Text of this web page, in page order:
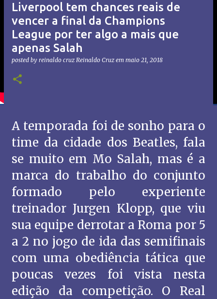
Liverpool tem chances reais de
vencer a final da Champions
League por ter algo a mais que
apenas Salah
posted by reinaldo cruz Reinaldo Cruz em maio 21, 2018
A temporada foi de sonho para o
time da cidade dos Beatles, fala
se muito em Mo Salah, mas é a
marca do trabalho do conjunto
formado pelo experiente
treinador Jurgen Klopp, que viu
sua equipe derrotar a Roma por 5
a 2 no jogo de ida das semifinais
com uma obediência tática que
poucas vezes foi vista nesta
edição da competição. O Real